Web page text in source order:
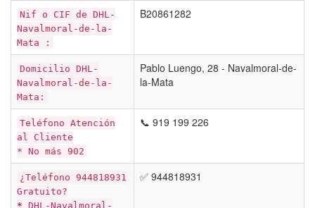
Nif o CIF de DHL-
Navalmoral-de-la-
Mata :
B20861282
Domicilio DHL-
Navalmoral-de-la-
Mata:
Pablo Luengo, 28 - Navalmoral-de-
la-Mata
Teléfono Atención
al Cliente
* No más 902
📞 919 199 226
¿Teléfono 944818931
Gratuito?
* DHL-Navalmoral-
✅ 944818931